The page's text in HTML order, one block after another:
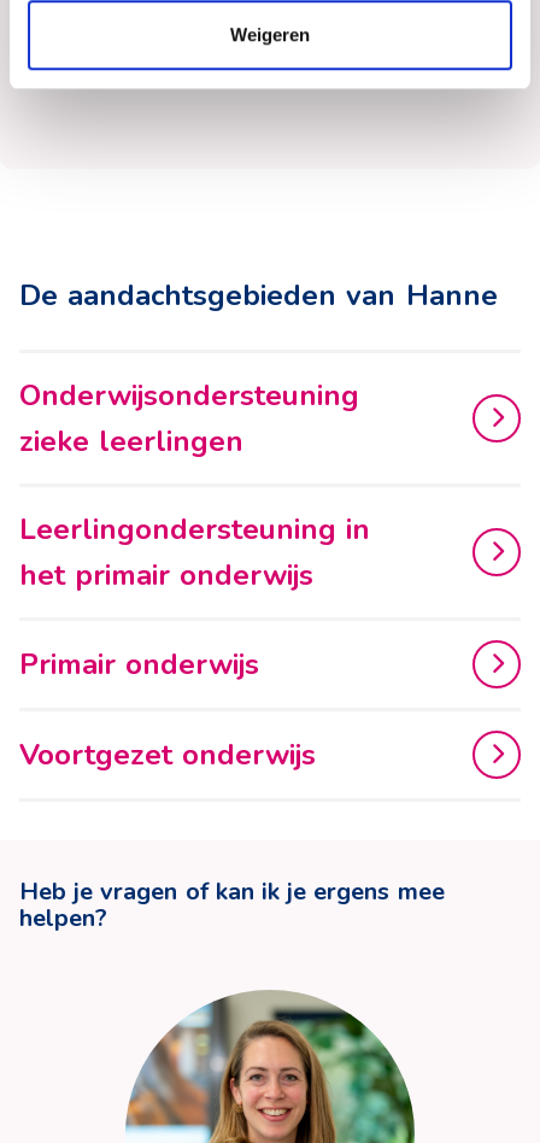
Weigeren
(langdurig) ziek zijn.
De aandachtsgebieden van Hanne
Onderwijsondersteuning
zieke leerlingen
Leerlingondersteuning in
het primair onderwijs
Primair onderwijs
Voortgezet onderwijs
Heb je vragen of kan ik je ergens mee
helpen?